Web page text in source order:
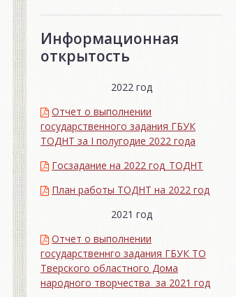
Информационная
открытость
2022 год
Отчет о выполнении
государственного задания ГБУК
ТОДНТ за I полугодие 2022 года
Госзадание на 2022 год_ТОДНТ
План работы ТОДНТ на 2022 год
2021 год
Отчет о выполнении
государственнго задания ГБУК ТО
Тверского областного Дома
народного творчества за 2021 год